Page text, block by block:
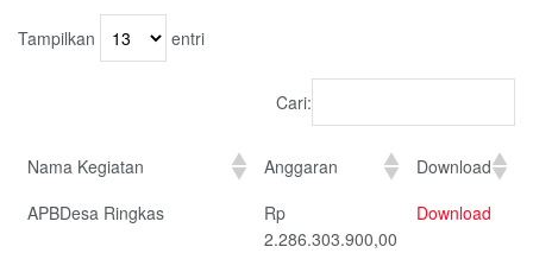
Tampilkan entri
Cari:
Nama Kegiatan Anggaran
Download
APBDesa Ringkas
Rp
2.286.303.900,00
Download